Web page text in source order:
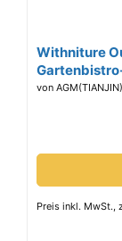
Withniture
Stühlen,
von
Preis inkl. MwSt.,